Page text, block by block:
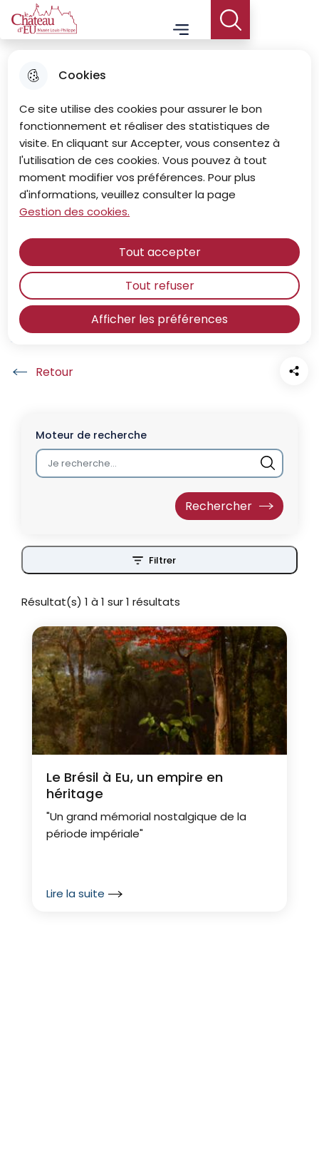
Cookies
Ce site utilise des cookies pour assurer le bon
fonctionnement et réaliser des statistiques de
visite. En cliquant sur Accepter, vous consentez à
l'utilisation de ces cookies. Vous pouvez à tout
moment modifier vos préférences. Pour plus
d'informations, veuillez consulter la page
Gestion des cookies.
Afficher les préférences
Tout accepter
Tout refuser
Aller
au
menu
contenu
principal
site
Le Château d'Eu - Musée Louis-Philippe
Menu principal
Menu
Les expositions passées
Accueil
Moteur de recherche
Filtrer
Résultat(s) 1 à 1 sur 1 résultats
Le Brésil à Eu, un empire en
héritage
"Un grand mémorial nostalgique de la
période impériale"
Lire la suite